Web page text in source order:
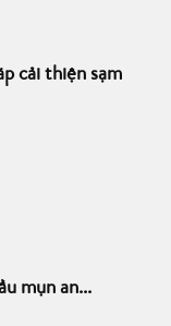
cải thiện sạm
mụn an...